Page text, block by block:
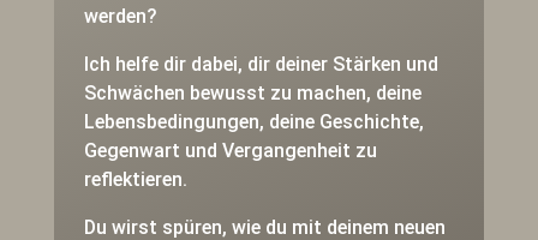
werden?
Ich helfe dir dabei, dir deiner Stärken und
Schwächen bewusst zu machen, deine
Lebensbedingungen, deine Geschichte,
Gegenwart und Vergangenheit zu
reflektieren.
Du wirst spüren, wie du mit deinem neuen